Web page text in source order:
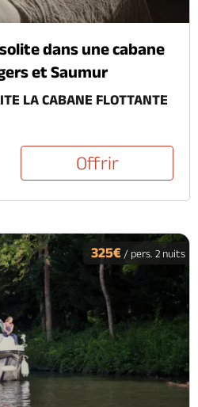
dans une cabane
et Saumur
LA CABANE FLOTTANTE
Offrir
325€ / pers. 2 nuits